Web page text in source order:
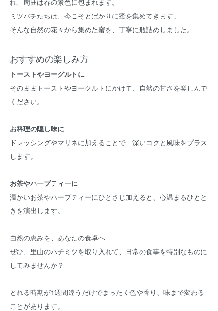
れ、周囲は春の景色に包まれます。
ミツバチたちは、今こそとばかりに蜜を集めてきます。
そんな自然の花々から集めた蜜を、丁寧に瓶詰めしました。
おすすめの楽しみ方
トーストやヨーグルトに
そのままトーストやヨーグルトにかけて、自然の甘さを楽しんで
ください。
お料理の隠し味に
ドレッシングやマリネに加えることで、深いコクと風味をプラス
します。
お茶やハーブティーに
温かいお茶やハーブティーにひとさじ加えると、心温まるひとと
きを演出します。
自然の恵みを、あなたの食卓へ
ぜひ、里山のハチミツを取り入れて、日常の食事を特別なものに
してみませんか？
とれる時期が1週間違うだけでまったく色や香り、味まで変わる
ことがあります。